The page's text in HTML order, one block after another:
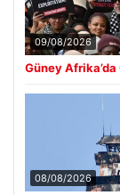
09/08/2026
Güney
08/08/2026